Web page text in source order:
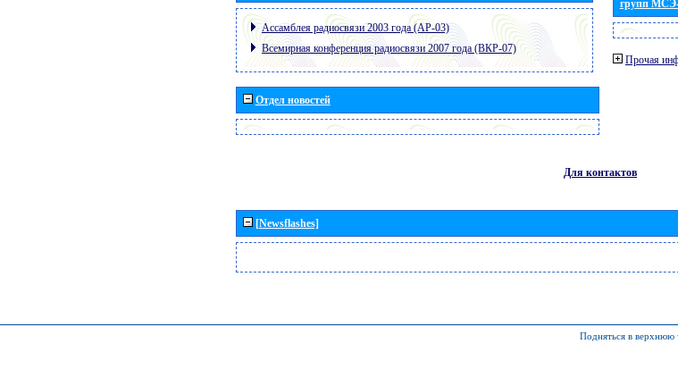
Ассамблея радиосвязи 2003 года (АР-03)
Всемирная конференция радиосвязи 2007 года (ВКР-07)
Отдел новостей
групп
Прочая
Для контактов
[Newsflashes]
Подняться в верхнюю